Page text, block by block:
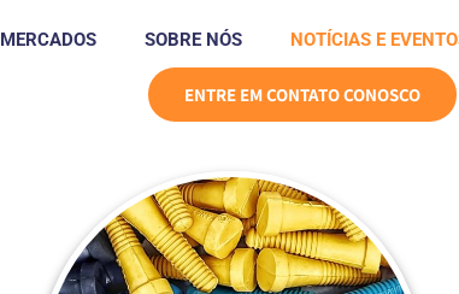
MERCADOS SOBRE NÓS NOTÍCIAS E
ENTRE EM CONTATO CONOSCO